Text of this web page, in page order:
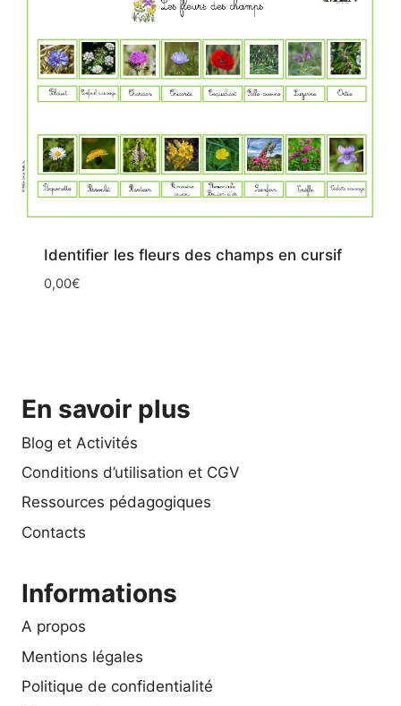
Identifier les fleurs des champs en cursif
0,00€
En savoir plus
Blog et Activités
Conditions d’utilisation et CGV
Ressources pédagogiques
Contacts
Informations
A propos
Mentions légales
Politique de confidentialité